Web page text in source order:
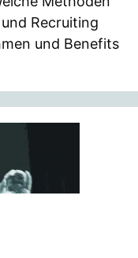
Recruiting
und Benefits